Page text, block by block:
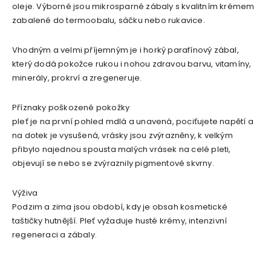
oleje. Výborné jsou mikrosparné zábaly s kvalitním krémem
zabalené do termoobalu, sáčku nebo rukavice.
Vhodným a velmi příjemným je i horký parafínový zábal,
který dodá pokožce rukou i nohou zdravou barvu, vitamíny,
minerály, prokrví a zregeneruje.
Příznaky poškozené pokožky
pleť je na první pohled mdlá a unavená, pociťujete napětí a
na dotek je vysušená, vrásky jsou zvýrazněny, k velkým
přibylo najednou spousta malých vrásek na celé pleti,
objevují se nebo se zvýraznily pigmentové skvrny.
Výživa
Podzim a zima jsou období, kdy je obsah kosmetické
taštičky hutnější. Pleť vyžaduje husté krémy, intenzivní
regeneraci a zábaly.